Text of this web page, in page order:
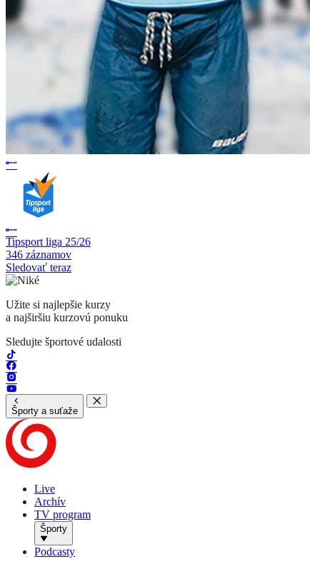
Tipsport liga 25/26
346 záznamov
Sledovať teraz
Užite si najlepšie kurzy
a najširšiu kurzovú ponuku
Sledujte športové udalosti
Športy a suťaže
Live
Archív
TV program
Športy
Podcasty